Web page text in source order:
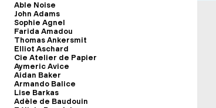
Able Noise
John Adams
Sophie Agnel
Farida Amadou
Thomas Ankersmit
Elliot Aschard
Cie Atelier de Papier
Aymeric Avice
Aidan Baker
Armando Balice
Lise Barkas
Adèle de Baudouin